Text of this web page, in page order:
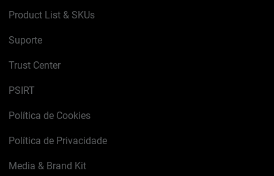
Product List & SKUs
Suporte
Trust Center
PSIRT
Política de Cookies
Política de Privacidade
Media & Brand Kit